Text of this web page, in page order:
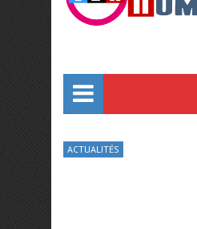
ACTUALITÉS